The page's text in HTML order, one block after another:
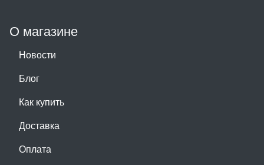
О магазине
Новости
Блог
Как купить
Доставка
Оплата